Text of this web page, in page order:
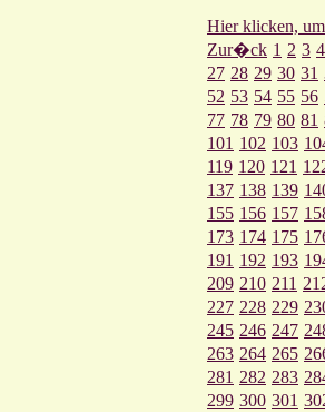
Hier klicken,
Zur�ck 1 2 3 4
27 28 29 30 31
52 53 54 55 56
77 78 79 80 81
101 102 103
119 120 121
137 138 139
155 156 157
173 174 175
191 192 193
209 210 211
227 228 229
245 246 247
263 264 265
281 282 283
299 300 301